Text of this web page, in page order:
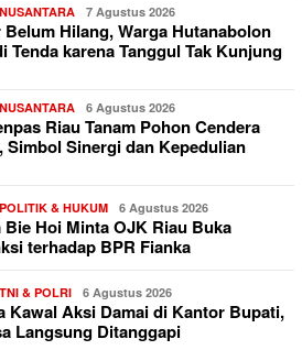
NUSANTARA 7 Agustus 2026
Hilang, Warga Hutanabolon
Tenda karena Tanggul Tak Kunjung
NUSANTARA 6 Agustus 2026
Riau Tanam Pohon Cendera
Simbol Sinergi dan Kepedulian
POLITIK & HUKUM 6 Agustus 2026
Bie Hoi Minta OJK Riau Buka
terhadap BPR Fianka
TNI & POLRI 6 Agustus 2026
Kawal Aksi Damai di Kantor Bupati,
Langsung Ditanggapi